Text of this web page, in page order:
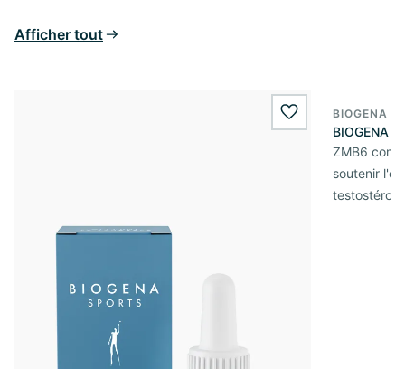
Afficher tout
wishlist.add
BIOGENA
BIOGENA
ZMB6
soutenir